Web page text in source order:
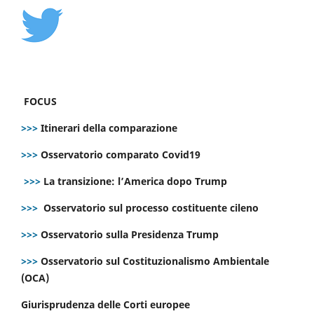
FOCUS
>>> Itinerari della comparazione
>>> Osservatorio comparato Covid19
>>> La transizione: l’America dopo Trump
>>> Osservatorio sul processo costituente cileno
>>> Osservatorio sulla Presidenza Trump
>>> Osservatorio sul Costituzionalismo Ambientale
(OCA)
Giurisprudenza delle Corti europee